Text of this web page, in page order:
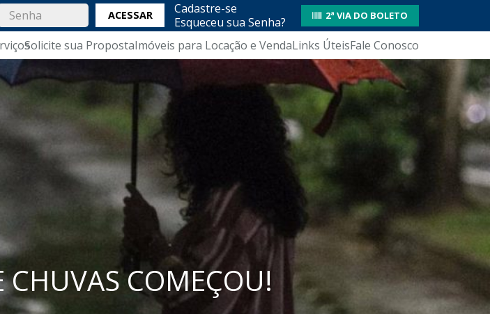
ACESSAR
Cadastre-se
Esqueceu sua Senha?
2ª VIA DO BOLETO
Solicite sua PropostaImóveis para Locação e VendaLinks ÚteisFale Conosco
COMEÇOU!